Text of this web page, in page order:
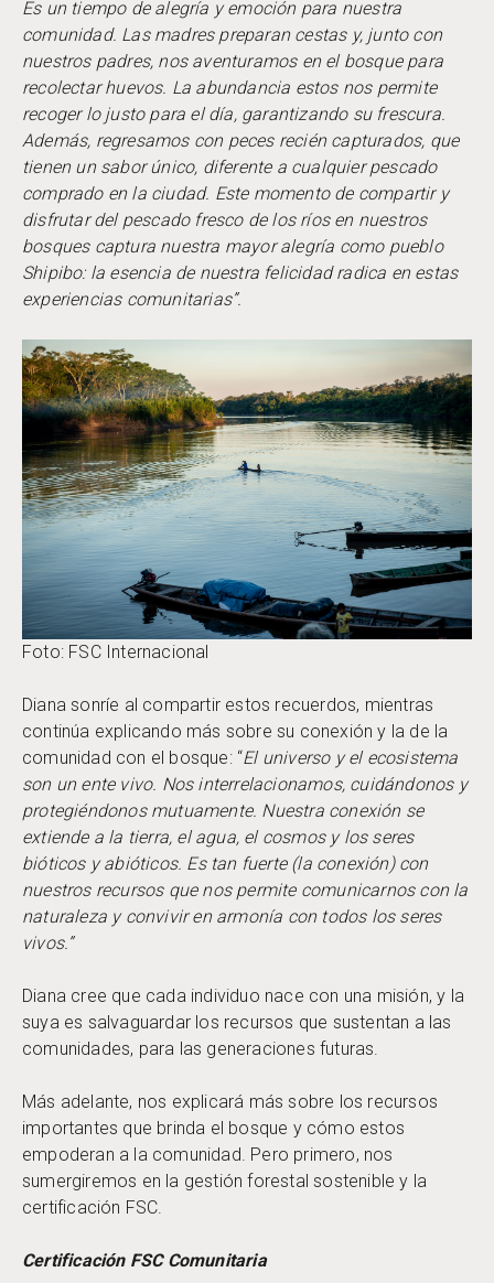
Es un tiempo de alegría y emoción para nuestra
comunidad. Las madres preparan cestas y, junto con
nuestros padres, nos aventuramos en el bosque para
recolectar huevos. La abundancia estos nos permite
recoger lo justo para el día, garantizando su frescura.
Además, regresamos con peces recién capturados, que
tienen un sabor único, diferente a cualquier pescado
comprado en la ciudad. Este momento de compartir y
disfrutar del pescado fresco de los ríos en nuestros
bosques captura nuestra mayor alegría como pueblo
Shipibo: la esencia de nuestra felicidad radica en estas
experiencias comunitarias”.
Foto: FSC Internacional
Diana sonríe al compartir estos recuerdos, mientras
continúa explicando más sobre su conexión y la de la
comunidad con el bosque: “El universo y el ecosistema
son un ente vivo. Nos interrelacionamos, cuidándonos y
protegiéndonos mutuamente. Nuestra conexión se
extiende a la tierra, el agua, el cosmos y los seres
bióticos y abióticos. Es tan fuerte (la conexión) con
nuestros recursos que nos permite comunicarnos con la
naturaleza y convivir en armonía con todos los seres
vivos.”
Diana cree que cada individuo nace con una misión, y la
suya es salvaguardar los recursos que sustentan a las
comunidades, para las generaciones futuras.
Más adelante, nos explicará más sobre los recursos
importantes que brinda el bosque y cómo estos
empoderan a la comunidad. Pero primero, nos
sumergiremos en la gestión forestal sostenible y la
certificación FSC.
Certificación FSC Comunitaria